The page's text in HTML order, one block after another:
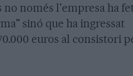
només l'empresa ha
sinó que ha ingressat
euros al consistori